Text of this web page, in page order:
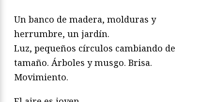
Un banco de madera, molduras y
herrumbre, un jardín.
Luz, pequeños círculos cambiando de
tamaño. Árboles y musgo. Brisa.
Movimiento.